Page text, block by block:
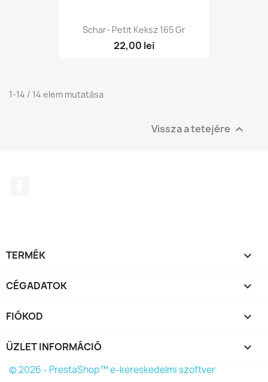
Schar- Petit Keksz 165 Gr
22,00 lei
1-14 / 14 elem mutatása
Vissza a tetejére 
TERMÉK 
CÉGADATOK 
FIÓKOD 
ÜZLET INFORMÁCIÓ keyboard_arrow_down
© 2026 - PrestaShop™ e-kereskedelmi szoftver